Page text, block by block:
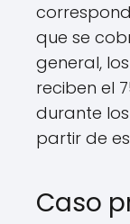
que se
general,
reciben el
durante los
partir de
Caso